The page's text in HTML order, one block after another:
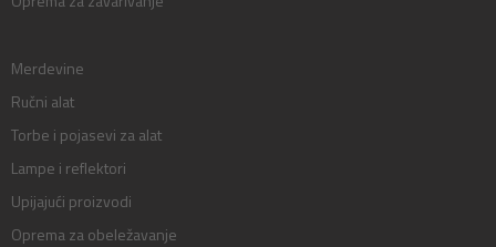
Merdevine
Ručni alat
Torbe i pojasevi za alat
Lampe i reflektori
Upijajući proizvodi
Oprema za obeležavanje